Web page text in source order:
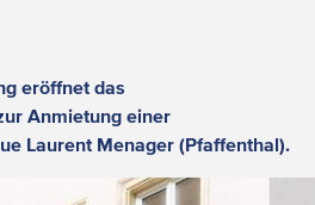
eröffnet das
Anmietung einer
Laurent Menager (Pfaffenthal).